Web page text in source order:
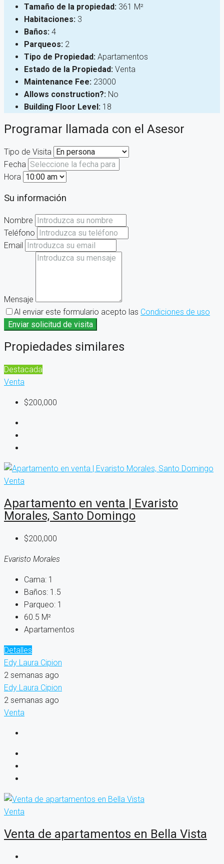
Tamaño de la propiedad: 361 M²
Habitaciones: 3
Baños: 4
Parqueos: 2
Tipo de Propiedad: Apartamentos
Estado de la Propiedad: Venta
Maintenance Fee: 23000
Allows construction?: No
Building Floor Level: 18
Programar llamada con el Asesor
Tipo de Visita
Fecha
Hora
Su información
Nombre
Teléfono
Email
Mensaje
Al enviar este formulario acepto las Condiciones de uso
Enviar solicitud de visita
Propiedades similares
Destacada
Venta
$200,000
Venta
Apartamento en venta | Evaristo
Morales, Santo Domingo
$200,000
Evaristo Morales
Cama: 1
Baños: 1.5
Parqueo: 1
60.5 M²
Apartamentos
Detalles
Edy Laura Cipion
2 semanas ago
Edy Laura Cipion
2 semanas ago
Venta
Venta
Venta de apartamentos en Bella Vista